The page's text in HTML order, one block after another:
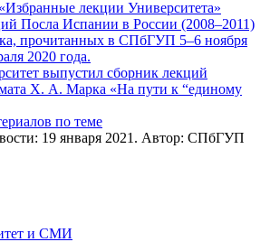
выпустил сборник лекций
Х. А. Марка «На пути к “единому
по теме
19 января 2021 . Автор: СПбГУП
и СМИ